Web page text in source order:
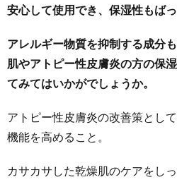
安心して使用でき、保湿性もばっ
アレルギー物質を抑制する成分
肌やアトピー性皮膚炎の方の保
てみてはいかがでしょうか。
アトピー性皮膚炎の改善策とし
機能を高めること。
カサカサした乾燥肌のケアをし